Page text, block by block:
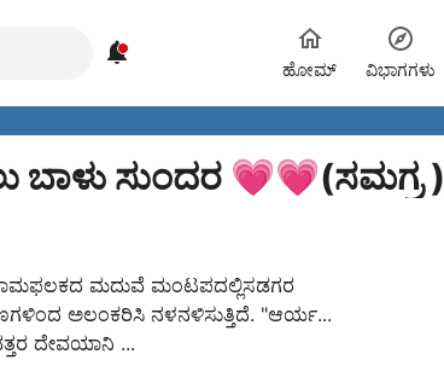

ಹೋಮ್ ವಿಭಾಗಗಳು
ಸುಂದರ 💗💗(ಸಮಗ್ರ )
ಮದುವೆ ಮಂಟಪದಲ್ಲಿಸಡಗರ
ಅಲಂಕರಿಸಿ ನಳನಳಿಸುತ್ತಿದೆ. "ಆರ್ಯ...
ದೇವಯಾನಿ ...